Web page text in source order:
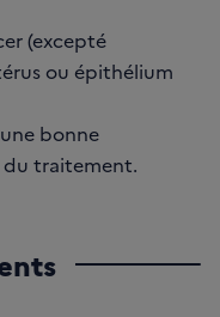
(excepté
ou épithélium
bonne
du traitement.